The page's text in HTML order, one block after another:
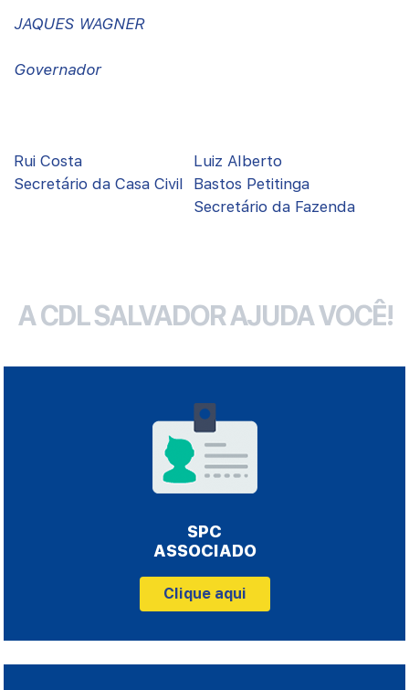
JAQUES WAGNER
Governador
Rui Costa
Secretário da Casa Civil
Luiz Alberto
Bastos Petitinga
Secretário da Fazenda
A CDL SALVADOR AJUDA VOCÊ!
SPC
ASSOCIADO
Clique aqui